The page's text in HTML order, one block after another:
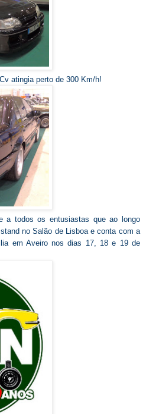
atingia perto de 300 Km/h!
a todos os entusiastas que ao longo
no Salão de Lisboa e conta com a
em Aveiro nos dias 17, 18 e 19 de